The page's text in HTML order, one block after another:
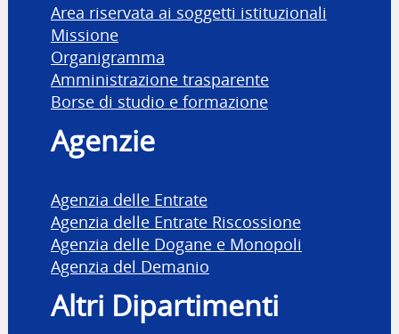
Area riservata ai soggetti istituzionali
Missione
Organigramma
Amministrazione trasparente
Borse di studio e formazione
Agenzie
Agenzia delle Entrate
Agenzia delle Entrate Riscossione
Agenzia delle Dogane e Monopoli
Agenzia del Demanio
Altri Dipartimenti